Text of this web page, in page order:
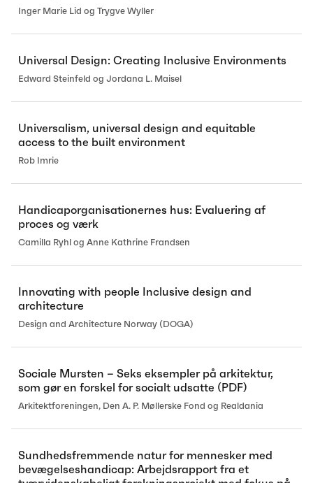
Inger Marie Lid og Trygve Wyller
Universal Design: Creating Inclusive Environments
Edward Steinfeld og Jordana L. Maisel
Universalism, universal design and equitable
access to the built environment
Rob Imrie
Handicaporganisationernes hus: Evaluering af
proces og værk
Camilla Ryhl og Anne Kathrine Frandsen
Innovating with people Inclusive design and
architecture
Design and Architecture Norway (DOGA)
Sociale Mursten – Seks eksempler på arkitektur,
som gør en forskel for socialt udsatte (PDF)
Arkitektforeningen, Den A. P. Møllerske Fond og Realdania
Sundhedsfremmende natur for mennesker med
bevægelseshandicap: Arbejdsrapport fra et